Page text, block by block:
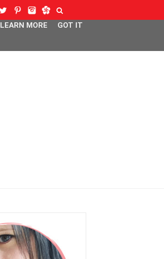
LEARN MORE GOT IT